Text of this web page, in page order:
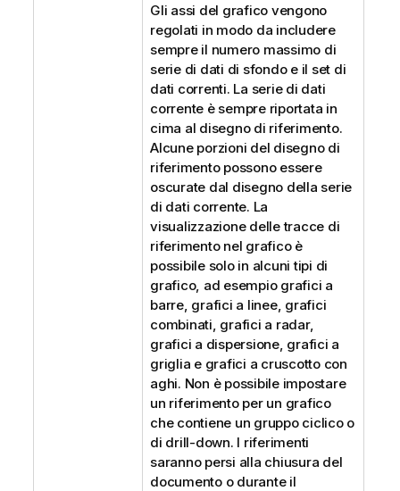
Gli assi del grafico vengono
regolati in modo da includere
sempre il numero massimo di
serie di dati di sfondo e il set di
dati correnti. La serie di dati
corrente è sempre riportata in
cima al disegno di riferimento.
Alcune porzioni del disegno di
riferimento possono essere
oscurate dal disegno della serie
di dati corrente. La
visualizzazione delle tracce di
riferimento nel grafico è
possibile solo in alcuni tipi di
grafico, ad esempio grafici a
barre, grafici a linee, grafici
combinati, grafici a radar,
grafici a dispersione, grafici a
griglia e grafici a cruscotto con
aghi. Non è possibile impostare
un riferimento per un grafico
che contiene un gruppo ciclico o
di drill-down. I riferimenti
saranno persi alla chiusura del
documento o durante il